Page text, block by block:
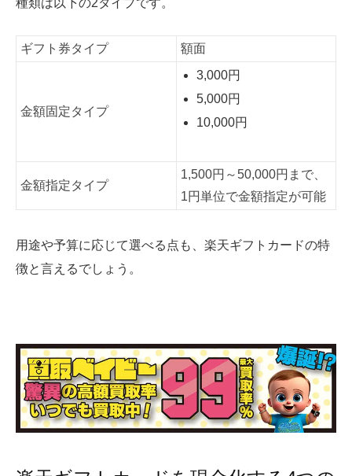
種類は以下の2タイプです。
ギフト券タイプ 額面
金額固定タイプ
3,000円
5,000円
10,000円
金額指定タイプ
1,500円～50,000円まで、
1円単位で金額指定が可能
用途や予算に応じて選べる点も、楽天ギフトカードの特
徴と言えるでしょう。